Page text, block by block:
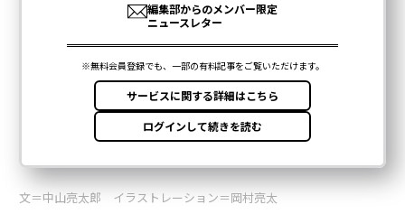
文＝中山亮太郎 イラストレーション＝岡村亮太